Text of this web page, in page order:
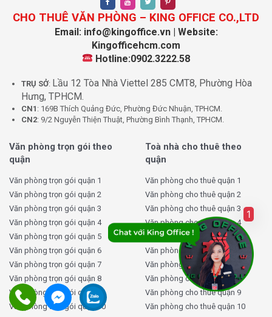
CHO THUÊ VĂN PHÒNG – KING OFFICE CO.,LTD
Email: info@kingoffice.vn | Website:
Kingofficehcm.com
Hotline:0902.3222.58
TRỤ SỞ: Lầu 12 Tòa Nhà Viettel 285 CMT8, Phường Hòa
Hưng, TPHCM.
CN1 : 169B Thích Quảng Đức, Phường Đức Nhuận, TPHCM.
CN2: 9/2 Nguyễn Thiện Thuật, Phường Bình Thạnh, TPHCM.
Văn phòng trọn gói theo
quận
Văn phòng trọn gói quận 1
Văn phòng trọn gói quận 2
Văn phòng trọn gói quận 3
Văn phòng trọn gói quận 4
Văn phòng trọn gói quận 5
Văn phòng trọn gói quận 6
Văn phòng trọn gói quận 7
Văn phòng trọn gói quận 8
Văn phòng trọn gói quận 9
Văn phòng trọn gói quận 10
Toà nhà cho thuê theo
quận
Văn phòng cho thuê quận 1
Văn phòng cho thuê quận 2
Văn phòng cho thuê quận 3
Văn phòng cho thuê quận 4
Văn phòng cho thuê quận 5
Văn phòng cho thuê quận 6
Văn phòng cho thuê quận 7
Văn phòng cho thuê quận 8
Văn phòng cho thuê quận 9
Văn phòng cho thuê quận 10
1